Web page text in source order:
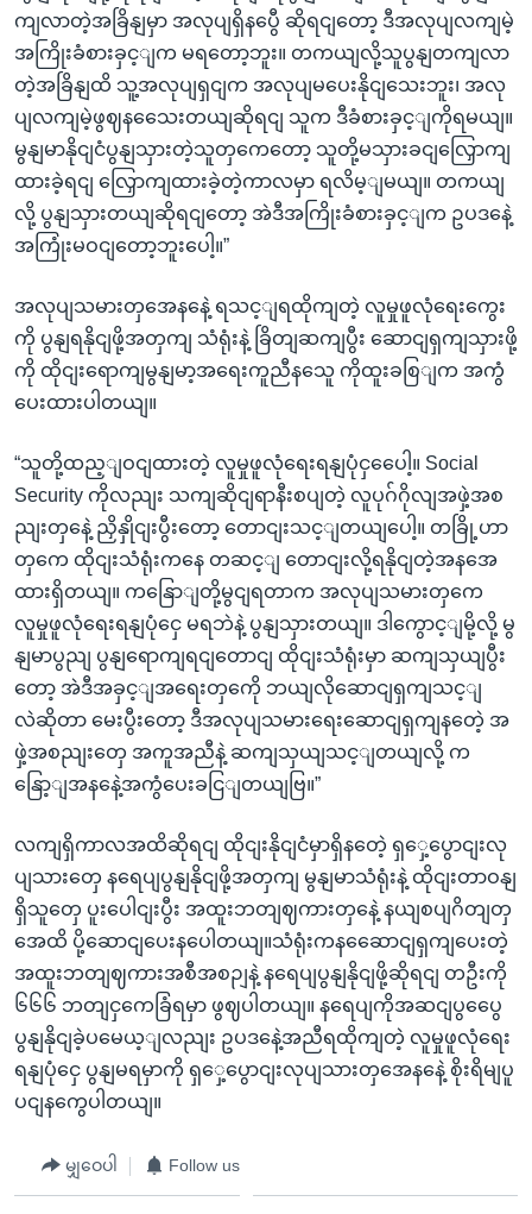
ကျလာတဲ့အခြိနျမှာ အလုပျရှိနပွေီ ဆိုရငျတော့ ဒီအလုပျလကျမဲ့
အကြိုးခံစားခှင့ျက မရတော့ဘူး။ တကယျလို့သူပွနျတကျလာ
တဲ့အခြိနျထိ သူ့အလုပျရှငျက အလုပျမပေးနိုငျသေးဘူး၊ အလု
ပျလကျမဲ့ဖွဈနသေေးတယျဆိုရငျ သူက ဒီခံစားခှင့ျကိုရမယျ။
မွနျမာနိုငျငံပွနျသှားတဲ့သူတှကေတော့ သူတို့မသှားခငျလြှောကျ
ထားခဲ့ရငျ လြှောကျထားခဲ့တဲ့ကာလမှာ ရလိမ့ျမယျ။ တကယျ
လို့ ပွနျသှားတယျဆိုရငျတော့ အဲဒီအကြိုးခံစားခှင့ျက ဥပဒနေဲ့
အကြုံးမဝငျတော့ဘူးပေါ့။”
အလုပျသမားတှအေနနေဲ့ ရသင့ျရထိုကျတဲ့ လူမှုဖူလုံရေးကွေး
ကို ပွနျရနိုငျဖို့အတှကျ သံရုံးနဲ့ ခြိတျဆကျပွီး ဆောငျရှကျသှားဖို့
ကို ထိုငျးရောကျမွနျမာ့အရေးကူညီနသေူ ကိုထူးခစြျက အကွံ
ပေးထားပါတယျ။
“သူတို့ထည့ျဝငျထားတဲ့ လူမှုဖူလုံရေးရနျပုံငှပေေါ့။ Social
Security ကိုလညျး သကျဆိုငျရာနီးစပျတဲ့ လူပုဂ်ဂိုလျအဖှဲ့အစ
ညျးတှနေဲ့ ညှိနှိုငျးပွီးတော့ တောငျးသင့ျတယျပေါ့။ တခြို့ဟာ
တှကေ ထိုငျးသံရုံးကနေ တဆင့ျ တောငျးလို့ရနိုငျတဲ့အနအေ
ထားရှိတယျ။ ကနြောျတို့မွငျရတာက အလုပျသမားတှကေ
လူမှုဖူလုံရေးရနျပုံငှေ မရဘဲနဲ့ ပွနျသှားတယျ။ ဒါကွောင့ျမို့လို့ မွ
နျမာပွညျ ပွနျရောကျရငျတောငျ ထိုငျးသံရုံးမှာ ဆကျသှယျပွီး
တော့ အဲဒီအခှင့ျအရေးတှကေို ဘယျလိုဆောငျရှကျသင့ျ
လဲဆိုတာ မေးပွီးတော့ ဒီအလုပျသမားရေးဆောငျရှကျနတေဲ့ အ
ဖှဲ့အစညျးတှေ အကူအညီနဲ့ ဆကျသှယျသင့ျတယျလို့ က
နြော့ျအနနေဲ့အကွံပေးခငြျတယျဗြ။”
လကျရှိကာလအထိဆိုရငျ ထိုငျးနိုငျငံမှာရှိနတေဲ့ ရှှေ့ပွောငျးလု
ပျသားတှေ နရေပျပွနျနိုငျဖို့အတှကျ မွနျမာသံရုံးနဲ့ ထိုငျးတာဝနျ
ရှိသူတှေ ပူးပေါငျးပွီး အထူးဘတျဈကားတှနေဲ့ နယျစပျဂိတျတှ
အေထိ ပို့ဆောငျပေးနပေါတယျ။သံရုံးကနဆေောငျရှကျပေးတဲ့
အထူးဘတျဈကားအစီအစဉျနဲ့ နရေပျပွနျနိုငျဖို့ဆိုရငျ တဦးကို
၆၆၆ ဘတျငှကေခြံရမှာ ဖွဈပါတယျ။ နရေပျကိုအဆငျပွပွေေ
ပွနျနိုငျခဲ့ပမေယ့ျလညျး ဥပဒနေဲ့အညီရထိုကျတဲ့ လူမှုဖူလုံရေး
ရနျပုံငှေ ပွနျမရမှာကို ရှှေ့ပွောငျးလုပျသားတှအေနနေဲ့ စိုးရိမျပူ
ပငျနကွေပါတယျ။
မျှဝေပါ Follow us